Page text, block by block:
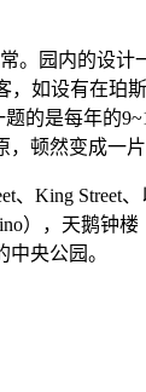
。园内的设
设有在珀斯
的是每年的
顿然变成一
King Street
），天鹅钟
央公园。